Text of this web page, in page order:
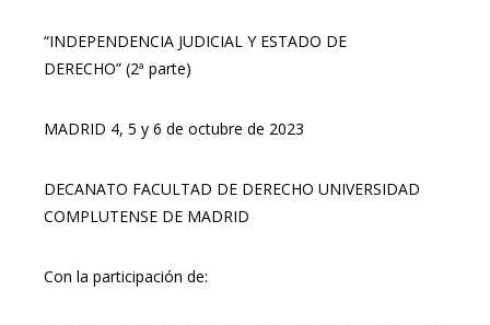
“INDEPENDENCIA JUDICIAL Y ESTADO DE
DERECHO” (2ª parte)
MADRID 4, 5 y 6 de octubre de 2023
DECANATO FACULTAD DE DERECHO UNIVERSIDAD
COMPLUTENSE DE MADRID
Con la participación de: